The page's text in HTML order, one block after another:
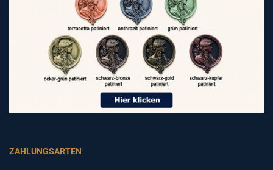
ZAHLUNGSARTEN